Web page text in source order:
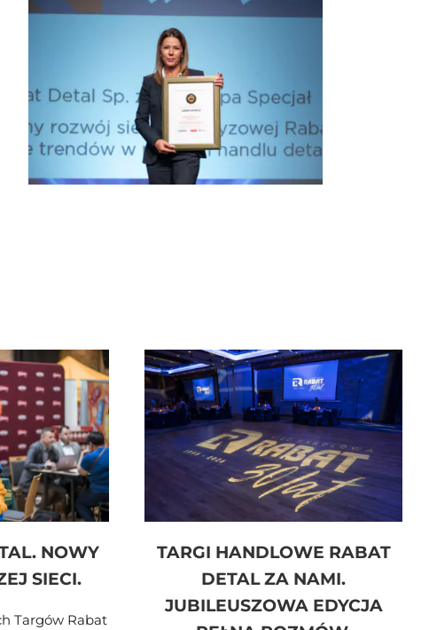
NOWY
SIECI.
Targów Rabat
TARGI HANDLOWE RABAT
DETAL ZA NAMI.
JUBILEUSZOWA EDYCJA